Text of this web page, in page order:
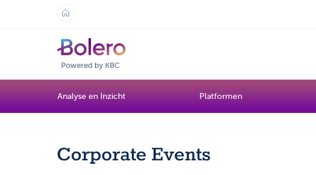
Powered by KBC
Analyse en Inzicht Platformen
Corporate Events